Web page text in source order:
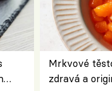
Mrkvové
zdravá a